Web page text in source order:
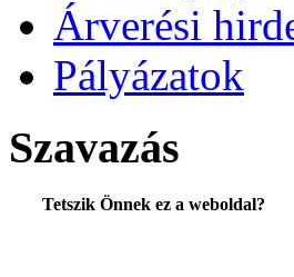
Árverési
Pályázatok
Szavazás
Tetszik Önnek ez a weboldal?